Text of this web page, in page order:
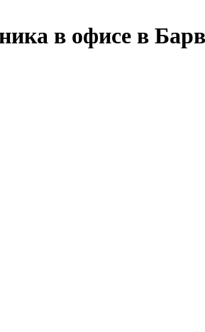
в офисе в